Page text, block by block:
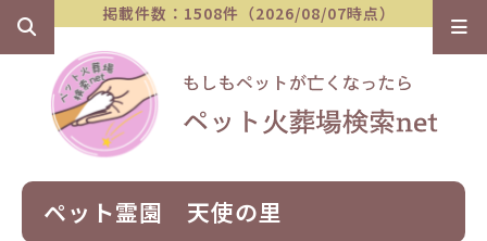
掲載件数：1508件（2026/08/07時点）
ペット霊園 天使の里